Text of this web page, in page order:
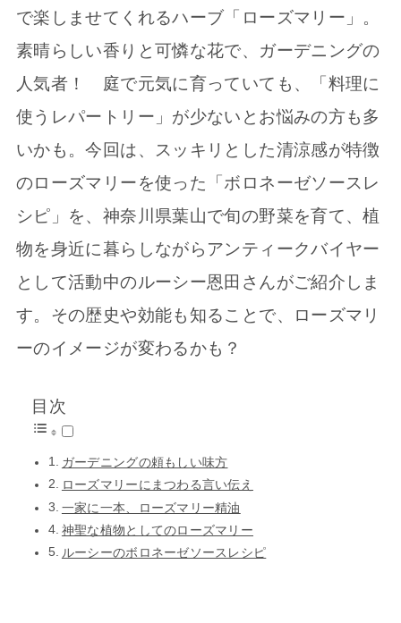
で楽しませてくれるハーブ「ローズマリー」。
素晴らしい香りと可憐な花で、ガーデニングの
人気者！ 庭で元気に育っていても、「料理に
使うレパートリー」が少ないとお悩みの方も多
いかも。今回は、スッキリとした清涼感が特徴
のローズマリーを使った「ボロネーゼソースレ
シピ」を、神奈川県葉山で旬の野菜を育て、植
物を身近に暮らしながらアンティークバイヤー
として活動中のルーシー恩田さんがご紹介しま
す。その歴史や効能も知ることで、ローズマリ
ーのイメージが変わるかも？
目次
ガーデニングの頼もしい味方
ローズマリーにまつわる言い伝え
一家に一本、ローズマリー精油
神聖な植物としてのローズマリー
ルーシーのボロネーゼソースレシピ